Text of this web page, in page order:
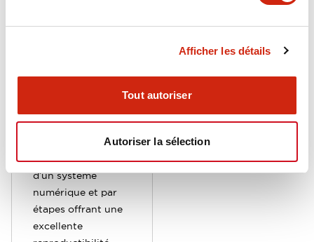
Afficher les détails
Tout autoriser
Autoriser la sélection
rapide, adoption
d’un système
numérique et par
étapes offrant une
excellente